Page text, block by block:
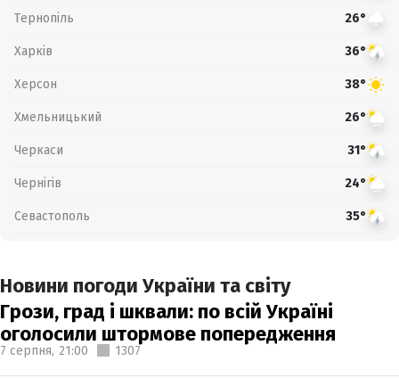
Тернопіль 26°
Харків 36°
Херсон 38°
Хмельницький 26°
Черкаси 31°
Чернігів 24°
Севастополь 35°
Новини погоди України та світу
Грози, град і шквали: по всій Україні
оголосили штормове попередження
7 серпня, 21:00 1307